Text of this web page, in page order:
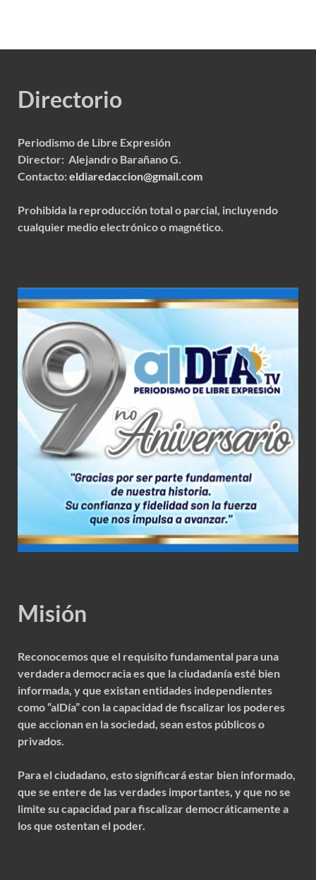
Directorio
Periodismo de Libre Expresión
Director: Alejandro Barañano G.
Contacto:eldiaredaccion@gmail.com
Prohibida la reproducción total o parcial, incluyendo
cualquier medio electrónico o magnético.
Misión
Reconocemos que el requisito fundamental para una
verdadera democracia es que la ciudadanía esté bien
informada, y que existan entidades independientes
como “alDía” con la capacidad de fiscalizar los poderes
que accionan en la sociedad, sean estos públicos o
privados.
Para el ciudadano, esto significará estar bien informado,
que se entere de las verdades importantes, y que no se
limite su capacidad para fiscalizar democráticamente a
los que ostentan el poder.